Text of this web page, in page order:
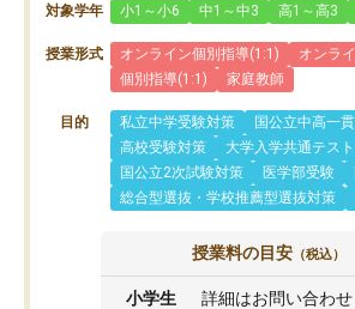
対象学年 小1～小6 中1～中3 高1～高3
授業形式 オンライン個別指導(1:1)
オンラ
個別指導(1:1)
家庭教師
目的 私立中学受験対策
国公立中高一
高校受験対策
大学入学共通テス
国公立2次試験対策
医学部受験
総合型選抜・学校推薦型選抜対策
授業料の目安 （税込）
小学生 詳細はお問い合わ